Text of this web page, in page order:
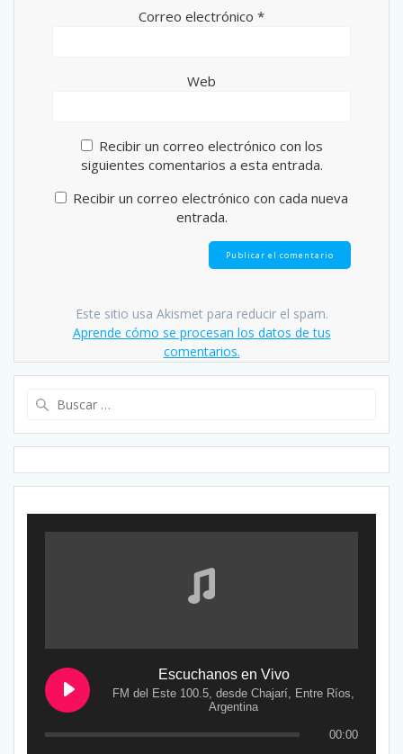
Correo electrónico *
Web
Recibir un correo electrónico con los
siguientes comentarios a esta entrada.
Recibir un correo electrónico con cada nueva
entrada.
Este sitio usa Akismet para reducir el spam.
Aprende cómo se procesan los datos de tus
comentarios.
Escuchanos en Vivo
FM del Este 100.5, desde Chajarí, Entre Ríos,
Argentina
00:00